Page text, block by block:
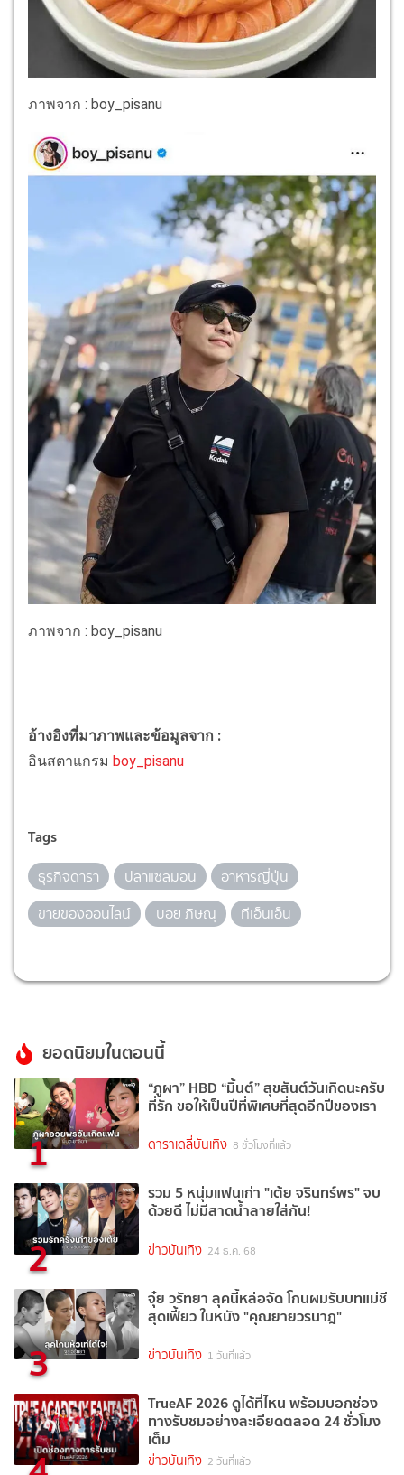
ภาพจาก : boy_pisanu
ภาพจาก : boy_pisanu
อ้างอิงที่มาภาพและข้อมูลจาก :
อินสตาแกรม boy_pisanu
Tags
ธุรกิจดารา ปลาแซลมอน
อาหารญี่ปุ่น
ขายของออนไลน์
บอย ภิษณุ ทีเอ็นเอ็น
ยอดนิยมในตอนนี้
1
“ภูผา” HBD “มิ้นต์” สุขสันต์วันเกิดนะครับ
ที่รัก ขอให้เป็นปีที่พิเศษที่สุดอีกปีของเรา
ดาราเดลี่บันเทิง 8 ชั่วโมงที่แล้ว
2
รวม 5 หนุ่มแฟนเก่า "เต้ย จรินทร์พร" จบ
ด้วยดี ไม่มีสาดน้ำลายใส่กัน!
ข่าวบันเทิง 24 ธ.ค. 68
3
จุ๋ย วรัทยา ลุคนี้หล่อจัด โกนผมรับบทแม่ชี
สุดเฟี้ยว ในหนัง "คุณยายวรนาฎ"
ข่าวบันเทิง 1 วันที่แล้ว
TrueAF 2026 ดูได้ที่ไหน พร้อมบอกช่อง
ทางรับชมอย่างละเอียดตลอด 24 ชั่วโมง
เต็ม
ข่าวบันเทิง 2 วันที่แล้ว